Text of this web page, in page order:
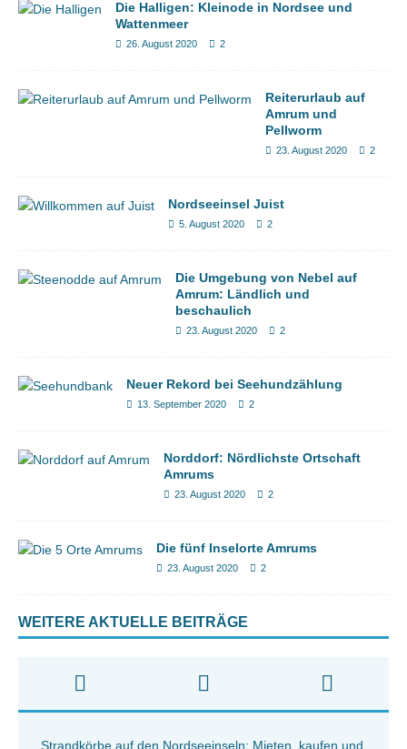
Die Halligen: Kleinode in Nordsee und
Wattenmeer
26. August 2020 2
Reiterurlaub auf
Amrum und
Pellworm
23. August 2020 2
Nordseeinsel Juist
5. August 2020 2
Die Umgebung von Nebel auf
Amrum: Ländlich und
beschaulich
23. August 2020 2
Neuer Rekord bei Seehundzählung
13. September 2020 2
Norddorf: Nördlichste Ortschaft
Amrums
23. August 2020 2
Die fünf Inselorte Amrums
23. August 2020 2
WEITERE AKTUELLE BEITRÄGE
Strandkörbe auf den Nordseeinseln: Mieten, kaufen und